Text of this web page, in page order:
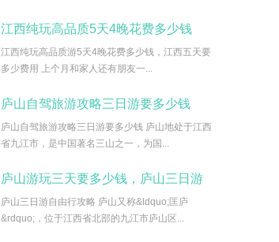
江西纯玩高品质5天4晚花费多少钱
江西纯玩高品质游5天4晚花费多少钱，江西五天要
多少费用 上个月和家人还有朋友一...
庐山自驾旅游攻略三日游要多少钱
庐山自驾旅游攻略三日游要多少钱 庐山地处于江西
省九江市，是中国著名三山之一，为国...
庐山游玩三天要多少钱，庐山三日游
庐山三日游自由行攻略 庐山又称&ldquo;匡庐
&rdquo;，位于江西省北部的九江市庐山区...